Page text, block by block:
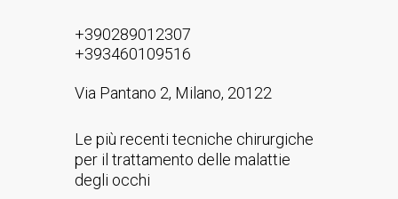
+390289012307
+393460109516
Via Pantano 2, Milano, 20122
Le più recenti tecniche chirurgiche
per il trattamento delle malattie
degli occhi